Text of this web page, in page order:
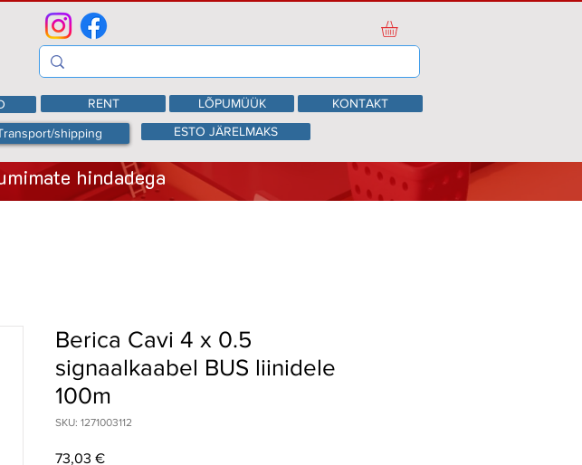
RENT LÕPUMÜÜK
KONTAKT
shipping ESTO JÄRELMAKS
hindadega
Berica Cavi 4 x 0.5
signaalkaabel BUS liinidele
100m
SKU: 1271003112
73,03 €Price